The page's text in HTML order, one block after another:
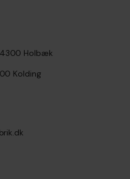
Holbæk
Kolding